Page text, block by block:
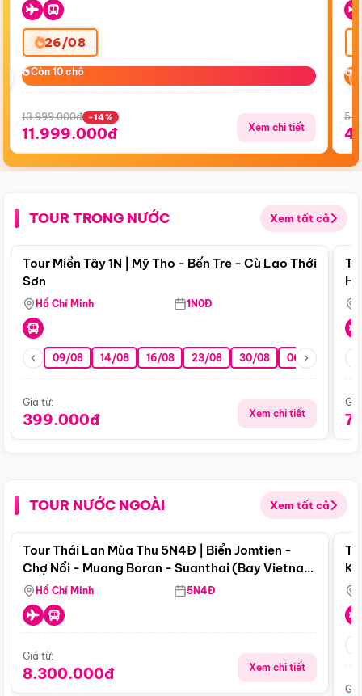
26/08
Còn 10 chỗ
Còn 10 chỗ
13.999.000đ -14%
11.999.000đ Xem chi tiết
TOUR TRONG NƯỚC Xem tất cả
Điểm nổi bật
Tour Miền Tây 1N | Mỹ Tho - Bến Tre - Cù Lao Thới
Sơn
Hồ Chí Minh 1N0Đ
09/08 14/08 16/08 23/08 30/08 06/09 13/09
Giá từ:
399.000đ Xem chi tiết
TOUR NƯỚC NGOÀI Xem tất cả
Điểm nổi bật
Tour Thái Lan Mùa Thu 5N4Đ | Biển Jomtien -
Chợ Nổi - Muang Boran - Suanthai (Bay Vietnam
Airlines)
Hồ Chí Minh 5N4Đ
Giá từ:
8.300.000đ Xem chi tiết